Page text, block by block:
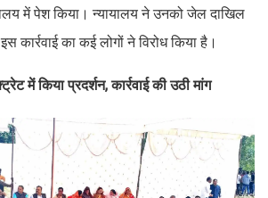
में पेश किया। न्यायालय ने उनको जेल दाखिल
कार्रवाई का कई लोगों ने विरोध किया है।
में किया प्रदर्शन, कार्रवाई की उठी मांग